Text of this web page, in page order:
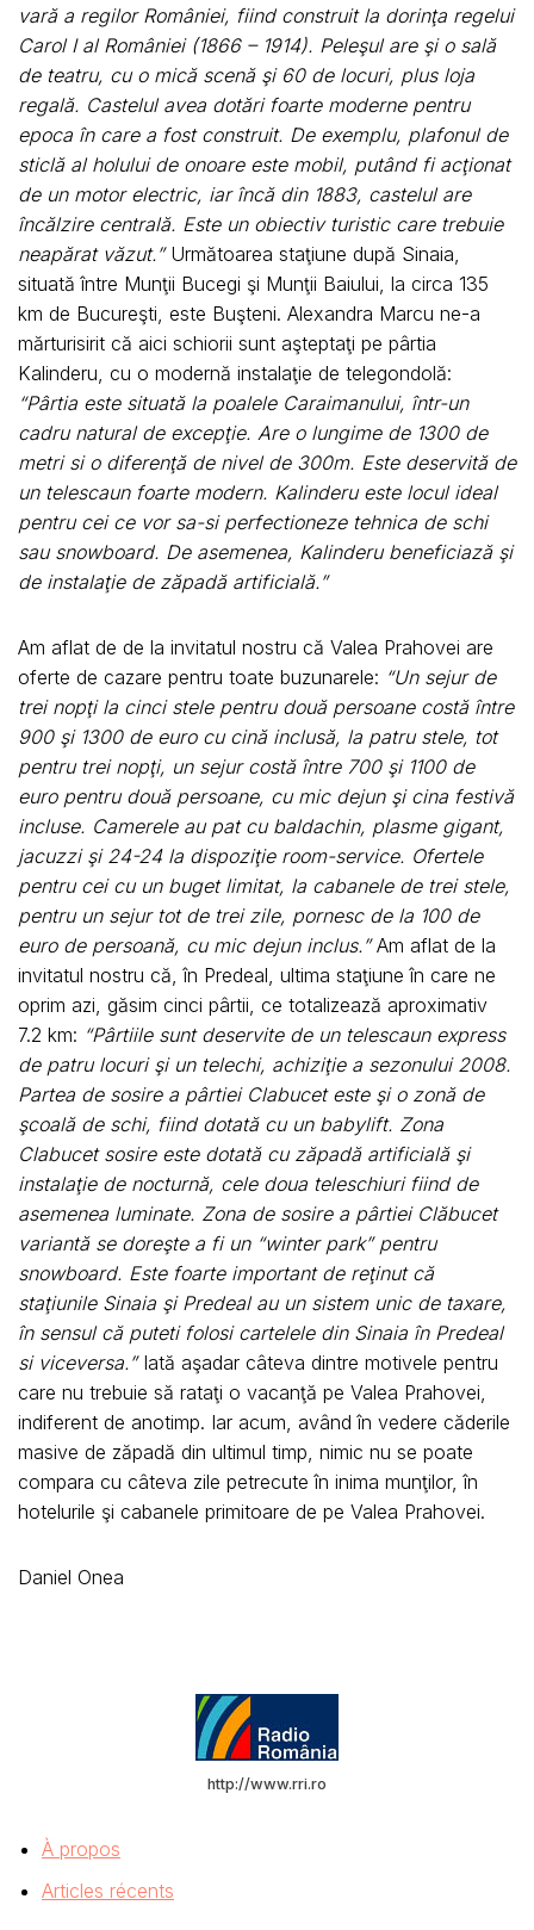
vară a regilor României, fiind construit la dorinţa regelui
Carol I al României (1866 – 1914). Peleşul are şi o sală
de teatru, cu o mică scenă şi 60 de locuri, plus loja
regală. Castelul avea dotări foarte moderne pentru
epoca în care a fost construit. De exemplu, plafonul de
sticlă al holului de onoare este mobil, putând fi acţionat
de un motor electric, iar încă din 1883, castelul are
încălzire centrală. Este un obiectiv turistic care trebuie
neapărat văzut.”Următoarea staţiune după Sinaia,
situată între Munţii Bucegi şi Munţii Baiului, la circa 135
km de Bucureşti, este Buşteni. Alexandra Marcu ne-a
mărturisirit că aici schiorii sunt aşteptaţi pe pârtia
Kalinderu, cu o modernă instalaţie de telegondolă:
“Pârtia este situată la poalele Caraimanului, într-un
cadru natural de excepţie. Are o lungime de 1300 de
metri si o diferenţă de nivel de 300m. Este deservită de
un telescaun foarte modern. Kalinderu este locul ideal
pentru cei ce vor sa-si perfectioneze tehnica de schi
sau snowboard. De asemenea, Kalinderu beneficiază şi
de instalaţie de zăpadă artificială.”
Am aflat de de la invitatul nostru că Valea Prahovei are
oferte de cazare pentru toate buzunarele: “Un sejur de
trei nopţi la cinci stele pentru două persoane costă între
900 şi 1300 de euro cu cină inclusă, la patru stele, tot
pentru trei nopţi, un sejur costă între 700 şi 1100 de
euro pentru două persoane, cu mic dejun şi cina festivă
incluse. Camerele au pat cu baldachin, plasme gigant,
jacuzzi şi 24-24 la dispoziţie room-service. Ofertele
pentru cei cu un buget limitat, la cabanele de trei stele,
pentru un sejur tot de trei zile, pornesc de la 100 de
euro de persoană, cu mic dejun inclus.”Am aflat de la
invitatul nostru că, în Predeal, ultima staţiune în care ne
oprim azi, găsim cinci pârtii, ce totalizează aproximativ
7.2 km: “Pârtiile sunt deservite de un telescaun express
de patru locuri şi un telechi, achiziţie a sezonului 2008.
Partea de sosire a pârtiei Clabucet este şi o zonă de
şcoală de schi, fiind dotată cu un babylift. Zona
Clabucet sosire este dotată cu zăpadă artificială şi
instalaţie de nocturnă, cele doua teleschiuri fiind de
asemenea luminate. Zona de sosire a pârtiei Clăbucet
variantă se doreşte a fi un “winter park” pentru
snowboard. Este foarte important de reţinut că
staţiunile Sinaia şi Predeal au un sistem unic de taxare,
în sensul că puteti folosi cartelele din Sinaia în Predeal
si viceversa.”Iată aşadar câteva dintre motivele pentru
care nu trebuie să rataţi o vacanţă pe Valea Prahovei,
indiferent de anotimp. Iar acum, având în vedere căderile
masive de zăpadă din ultimul timp, nimic nu se poate
compara cu câteva zile petrecute în inima munţilor, în
hotelurile şi cabanele primitoare de pe Valea Prahovei.
Daniel Onea
http://www.rri.ro
À propos
Articles récents